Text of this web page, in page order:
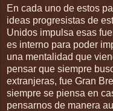
En cada uno de estos
ideas progresistas de
Unidos impulsa esas
es interno para poder
una mentalidad que
pensar que siempre
extranjeras, fue Gran
siempre se piensa en
pensarnos de manera